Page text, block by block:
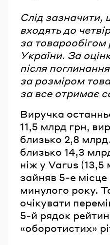
Слід
входять до
за товарообігом
України. За
після
за розміром
за все отримає
Виручка
11,5 млрд грн,
близько 2,8
близько 14,3
ніж у Varus (13,5
зайняв 5-е
минулого року.
очікувати
5-й рядок
«оборотистих»